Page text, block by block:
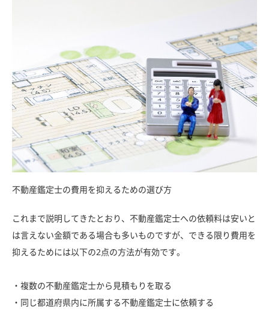
不動産鑑定士の費用を抑えるための選び方
これまで説明してきたとおり、不動産鑑定士への依頼料は安いと
は言えない金額である場合も多いものですが、できる限り費用を
抑えるためには以下の2点の方法が有効です。
・複数の不動産鑑定士から見積もりを取る
・同じ都道府県内に所属する不動産鑑定士に依頼する